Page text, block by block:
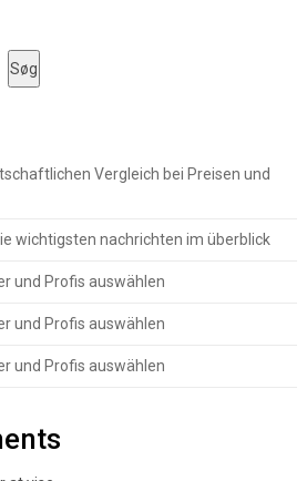
Søg
Vergleich bei Preisen und
wichtigsten nachrichten im überblick
und Profis auswählen
und Profis auswählen
und Profis auswählen